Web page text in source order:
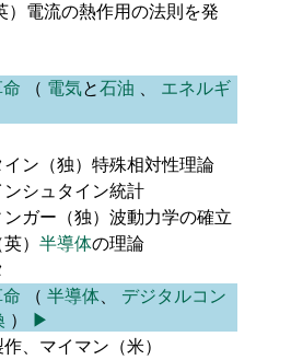
）電流の熱作用の法則を発
（ 電気と石油 、 エネルギ
ン（独）特殊相対性理論
シュタイン統計
ガー（独）波動力学の確立
） 半導体の理論
（ 半導体、 デジタルコン
） ▶
、マイマン（米）